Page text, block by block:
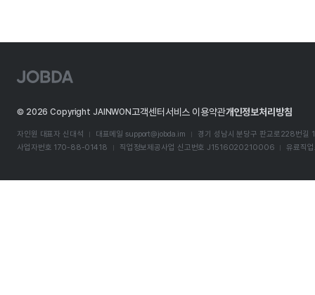
D
© 2026 Copyright JAINWON고객센터 서비스 이용약관개인정보처리방침
자인원 대표자 신대석 대표메일support@jobda.im
경기 성남시 분당구 판교로228번길
사업자번호 170-88-01418
직업정보제공사업 신고번호 J1516020210006 유료직